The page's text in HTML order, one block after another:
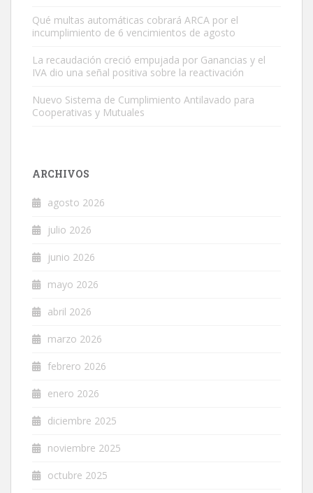
Qué multas automáticas cobrará ARCA por el
incumplimiento de 6 vencimientos de agosto
La recaudación creció empujada por Ganancias y el
IVA dio una señal positiva sobre la reactivación
Nuevo Sistema de Cumplimiento Antilavado para
Cooperativas y Mutuales
ARCHIVOS
agosto 2026
julio 2026
junio 2026
mayo 2026
abril 2026
marzo 2026
febrero 2026
enero 2026
diciembre 2025
noviembre 2025
octubre 2025